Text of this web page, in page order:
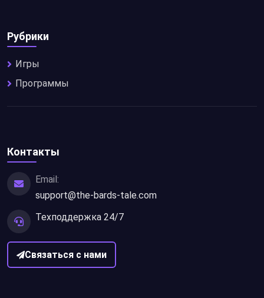
Рубрики
Игры
Программы
Контакты
Email:
support@the-bards-tale.com
Техподдержка 24/7
Связаться с нами